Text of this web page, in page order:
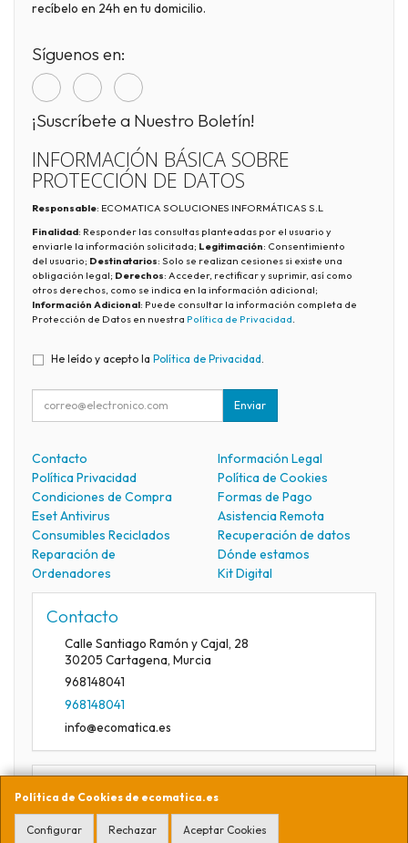
Política de Cookies de ecomatica.es
Configurar Rechazar Aceptar Cookies
recíbelo en 24h en tu domicilio.
Síguenos en:
¡Suscríbete a Nuestro Boletín!
INFORMACIÓN BÁSICA SOBRE
PROTECCIÓN DE DATOS
Responsable: ECOMATICA SOLUCIONES INFORMÁTICAS S.L
Finalidad: Responder las consultas planteadas por el usuario y
enviarle la información solicitada; Legitimación: Consentimiento
del usuario; Destinatarios: Solo se realizan cesiones si existe una
obligación legal; Derechos: Acceder, rectificar y suprimir, así como
otros derechos, como se indica en la información adicional;
Información Adicional: Puede consultar la información completa de
Protección de Datos en nuestra Política de Privacidad.
He leído y acepto la Política de Privacidad
Enviar
Contacto
Información Legal
Política Privacidad
Política de Cookies
Condiciones de Compra
Formas de Pago
Eset Antivirus
Asistencia Remota
Consumibles Reciclados
Recuperación de datos
Reparación de
Ordenadores
Dónde estamos
Kit Digital
Contacto
Calle Santiago Ramón y Cajal, 28
30205 Cartagena, Murcia
968148041
968148041
info@ecomatica.es
Horario
09:30-13:30